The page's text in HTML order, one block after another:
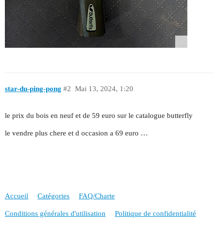
star-du-ping-pong Mai 13, 2024, 1:20
#2
le prix du bois en neuf et de 59 euro sur le catalogue butterfly
le vendre plus chere et d occasion a 69 euro …
Accueil Catégories FAQ/Charte
Conditions générales d'utilisation Politique de confidentialité